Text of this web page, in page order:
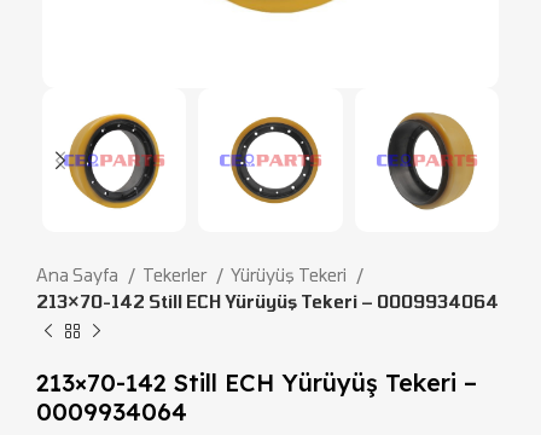
Ana Sayfa Tekerler
Yürüyüş Tekeri
213×70-142 Still ECH Yürüyüş Tekeri – 0009934064
213×70-142 Still ECH Yürüyüş Tekeri –
0009934064